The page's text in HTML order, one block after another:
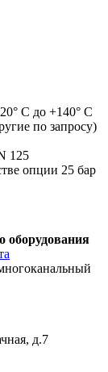
C до +140° C
по запросу)
125
опции 25 бар
оборудования
д.7